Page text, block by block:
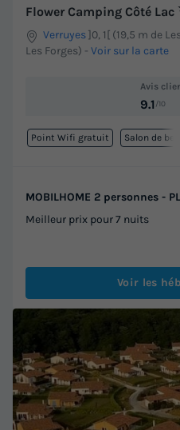
Flower Camping Côté Lac
Verruyes]0, 1[ (19,5 m de
Les Forges) - Voir sur la carte
Avis
9.1 /10
Point Wifi gratuit Salon de
MOBILHOME 2 personnes -
Meilleur prix pour 7 nuits
Voir les